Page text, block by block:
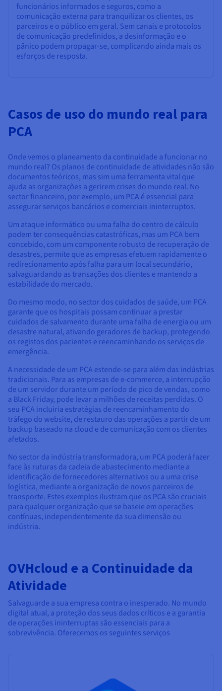
funcionários informados e seguros, como a
comunicação externa para tranquilizar os clientes, os
parceiros e o público em geral. Sem canais e protocolos
de comunicação predefinidos, a desinformação e o
pânico podem propagar-se, complicando ainda mais os
esforços de resposta.
Casos de uso do mundo real para
PCA
Onde vemos o planeamento da continuidade a funcionar no
mundo real? Os planos de continuidade de atividades não são
documentos teóricos, mas sim uma ferramenta vital que
ajuda as organizações a gerirem crises do mundo real. No
sector financeiro, por exemplo, um PCA é essencial para
assegurar serviços bancários e comerciais ininterruptos.
Um ataque informático ou uma falha do centro de cálculo
podem ter consequências catastróficas, mas um PCA bem
concebido, com um componente robusto de recuperação de
desastres, permite que as empresas efetuem rapidamente o
redirecionamento após falha para um local secundário,
salvaguardando as transações dos clientes e mantendo a
estabilidade do mercado.
Do mesmo modo, no sector dos cuidados de saúde, um PCA
garante que os hospitais possam continuar a prestar
cuidados de salvamento durante uma falha de energia ou um
desastre natural, ativando geradores de backup, protegendo
os registos dos pacientes e reencaminhando os serviços de
emergência.
A necessidade de um PCA estende-se para além das indústrias
tradicionais. Para as empresas de e-commerce, a interrupção
de um servidor durante um período de pico de vendas, como
a Black Friday, pode levar a milhões de receitas perdidas. O
seu PCA incluiria estratégias de reencaminhamento do
tráfego do website, de restauro das operações a partir de um
backup baseado na cloud e de comunicação com os clientes
afetados.
No sector da indústria transformadora, um PCA poderá fazer
face às ruturas da cadeia de abastecimento mediante a
identificação de fornecedores alternativos ou a uma crise
logística, mediante a organização de novos parceiros de
transporte. Estes exemplos ilustram que os PCA são cruciais
para qualquer organização que se baseie em operações
contínuas, independentemente da sua dimensão ou
indústria.
OVHcloud e a Continuidade da
Atividade
Salvaguarde a sua empresa contra o inesperado. No mundo
digital atual, a proteção dos seus dados críticos e a garantia
de operações ininterruptas são essenciais para a
sobrevivência. Oferecemos os seguintes serviços